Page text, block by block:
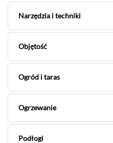
Narzędzia i techniki
Objętość
Ogród i taras
Ogrzewanie
Podłogi